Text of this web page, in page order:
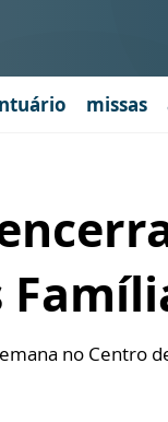
missas
no Centro